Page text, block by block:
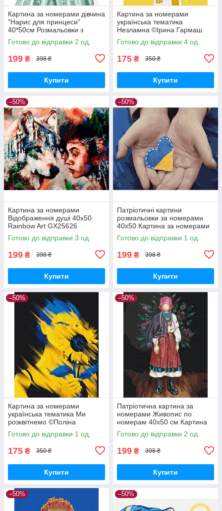
Картина за номерами дівчина
"Нарис для принцеси"
40*50см Розмальовки з
номерами за цифрами
BrushMe GX4744
Готово до відправки 2 од.
199 ₴ 398 ₴
Купити
Картина за номерами
українська тематика
Незламна ©Ірина Гармаш
40х50 Патріотична BrushMe
BS53133
Готово до відправки 4 од.
175 ₴ 350 ₴
Купити
–50%
Картина за номерами
Відображення душі 40х50
Rainbow Art GX25626
художник Димитра Мілан
Готово до відправки 3 од.
199 ₴ 398 ₴
Купити
–50%
Патріотичні картини
розмальовки за номерами
40х50 Картина за номерами
Серце України Strateg
SY6541
Готово до відправки 1 од.
199 ₴ 398 ₴
Купити
–50%
Картина за номерами
українська тематика Ми
розквітнемо ©Поліна
Скурихіна 40х50 Патріотична
BrushMe BS53071
Готово до відправки 1 од.
175 ₴ 350 ₴
Купити
–50%
Патріотична картина за
номерами Живопис по
номерам 40х50 см Картина
за номерами Стефанія
Brushme BS53341
Готово до відправки 2 од.
199 ₴ 398 ₴
Купити
–50% –50%